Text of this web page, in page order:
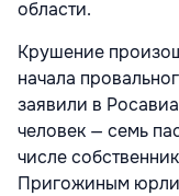
области.
Крушение
начала
заявили в
человек — семь
числе
Пригожиным